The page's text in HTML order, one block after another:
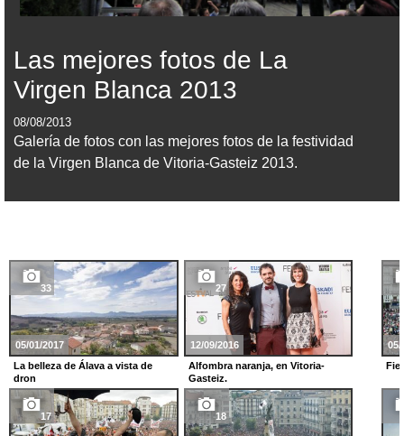
Las mejores fotos de La
Virgen Blanca 2013
08/08/2013
Galería de fotos con las mejores fotos de la festividad
de la Virgen Blanca de Vitoria-Gasteiz 2013.
33
05/01/2017
La belleza de Álava a vista de
dron
27
12/09/2016
Alfombra naranja, en Vitoria-
Gasteiz.
17 18
05/